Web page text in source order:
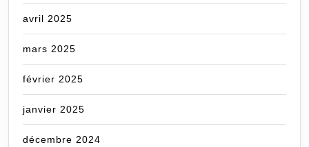
avril 2025
mars 2025
février 2025
janvier 2025
décembre 2024